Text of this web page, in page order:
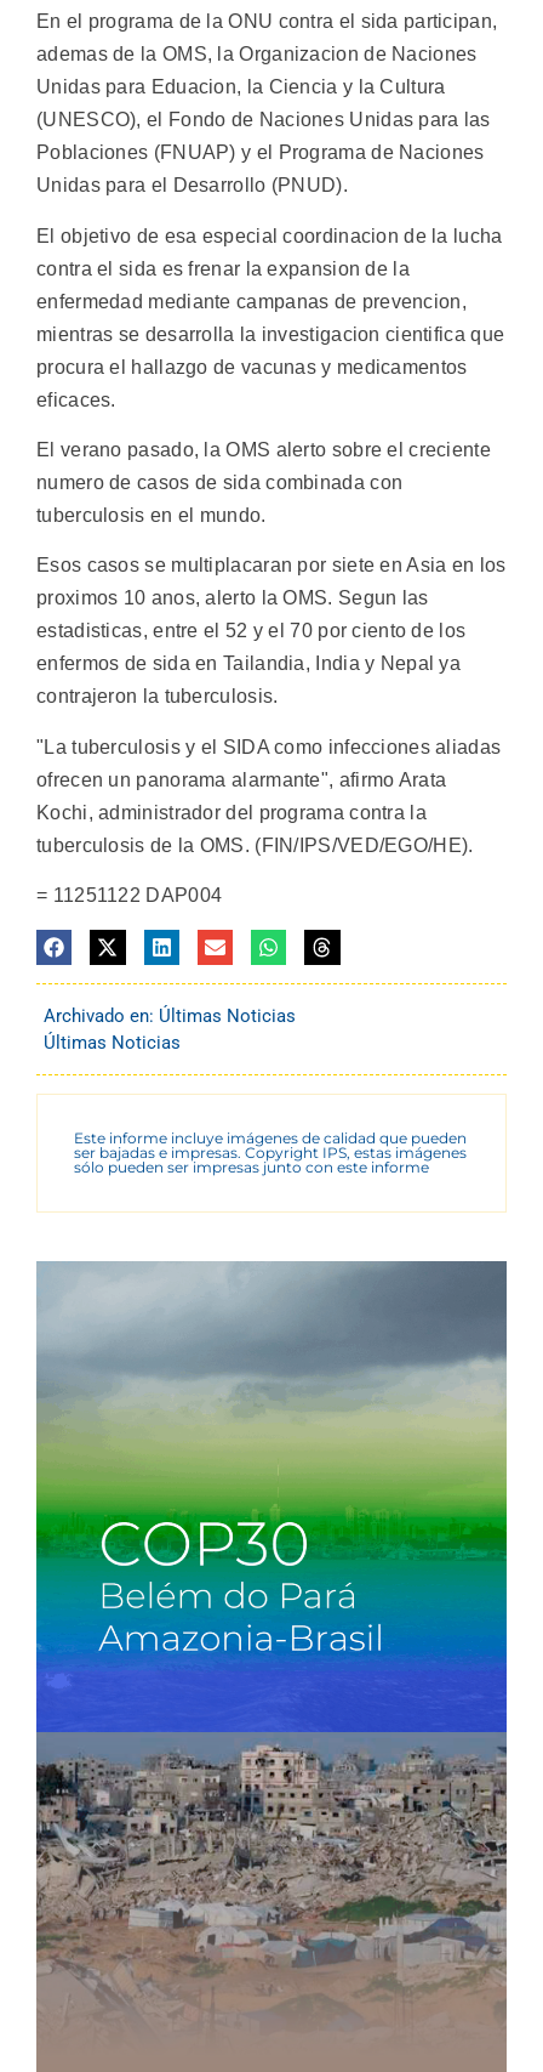
En el programa de la ONU contra el sida participan,
ademas de la OMS, la Organizacion de Naciones
Unidas para Eduacion, la Ciencia y la Cultura
(UNESCO), el Fondo de Naciones Unidas para las
Poblaciones (FNUAP) y el Programa de Naciones
Unidas para el Desarrollo (PNUD).
El objetivo de esa especial coordinacion de la lucha
contra el sida es frenar la expansion de la
enfermedad mediante campanas de prevencion,
mientras se desarrolla la investigacion cientifica que
procura el hallazgo de vacunas y medicamentos
eficaces.
El verano pasado, la OMS alerto sobre el creciente
numero de casos de sida combinada con
tuberculosis en el mundo.
Esos casos se multiplacaran por siete en Asia en los
proximos 10 anos, alerto la OMS. Segun las
estadisticas, entre el 52 y el 70 por ciento de los
enfermos de sida en Tailandia, India y Nepal ya
contrajeron la tuberculosis.
"La tuberculosis y el SIDA como infecciones aliadas
ofrecen un panorama alarmante", afirmo Arata
Kochi, administrador del programa contra la
tuberculosis de la OMS. (FIN/IPS/VED/EGO/HE).
= 11251122 DAP004
Archivado en: Últimas Noticias
Últimas Noticias
Este informe incluye imágenes de calidad que pueden
ser bajadas e impresas. Copyright IPS, estas imágenes
sólo pueden ser impresas junto con este informe